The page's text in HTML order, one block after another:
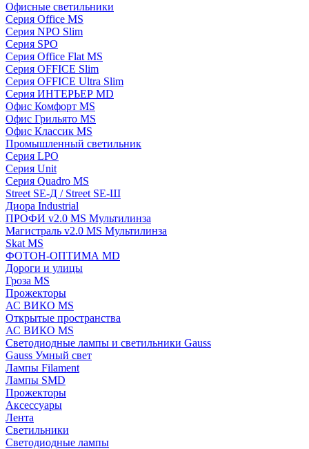
Офисные светильники
Серия Office MS
Серия NPO Slim
Серия SPO
Серия Office Flat MS
Серия OFFICE Slim
Серия OFFICE Ultra Slim
Серия ИНТЕРЬЕР MD
Офис Комфорт MS
Офис Грильято MS
Офис Классик MS
Промышленный светильник
Серия LPO
Серия Unit
Серия Quadro MS
Street SE-Д / Street SE-Ш
Диора Industrial
ПРОФИ v2.0 MS Мультилинза
Магистраль v2.0 MS Мультилинза
Skat MS
ФОТОН-ОПТИМА MD
Дороги и улицы
Гроза MS
Прожекторы
АС ВИКО MS
Открытые пространства
АС ВИКО MS
Светодиодные лампы и светильники Gauss
Gauss Умный свет
Лампы Filament
Лампы SMD
Прожекторы
Аксессуары
Лента
Светильники
Светодиодные лампы